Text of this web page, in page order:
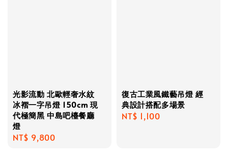
光影流動 北歐輕奢水紋
冰褶一字吊燈 150cm 現
代極簡黑 中島吧檯餐廳
燈
Regular
NT$ 9,800
復古工業風鐵藝吊燈 經
典設計搭配多場景
Regular
NT$ 1,100